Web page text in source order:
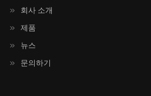
회사 소개
제품
뉴스
문의하기